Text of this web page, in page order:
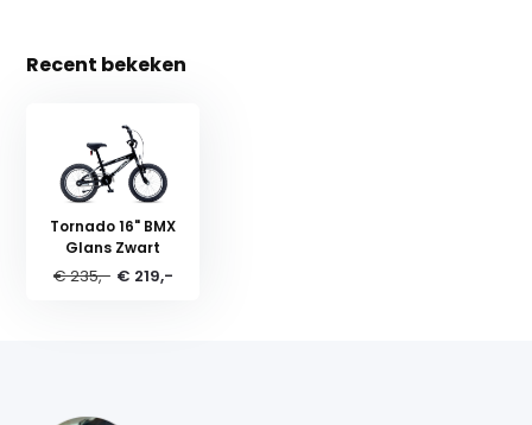
Recent bekeken
Tornado 16" BMX
Glans Zwart
€ 235,- € 219,-